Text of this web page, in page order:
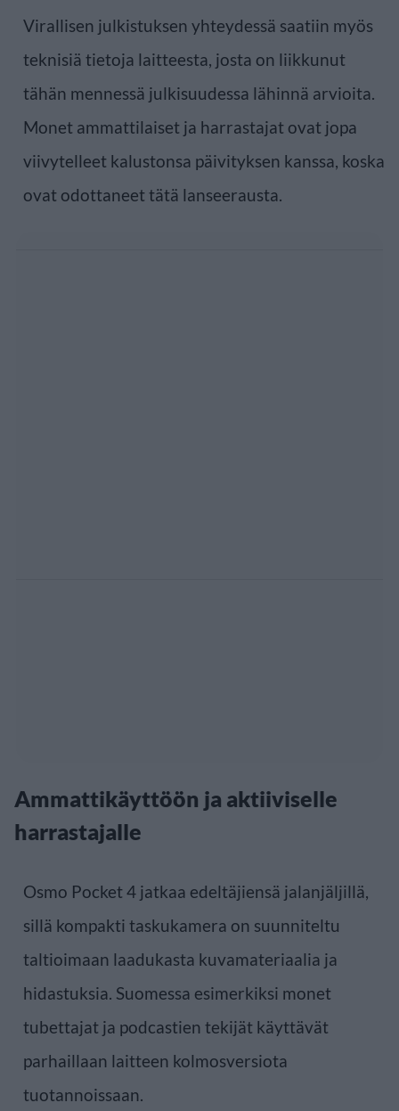
Virallisen julkistuksen yhteydessä saatiin myös
teknisiä tietoja laitteesta, josta on liikkunut
tähän mennessä julkisuudessa lähinnä arvioita.
Monet ammattilaiset ja harrastajat ovat jopa
viivytelleet kalustonsa päivityksen kanssa, koska
ovat odottaneet tätä lanseerausta.
Ammattikäyttöön ja aktiiviselle
harrastajalle
Osmo Pocket 4 jatkaa edeltäjiensä jalanjäljillä,
sillä kompakti taskukamera on suunniteltu
taltioimaan laadukasta kuvamateriaalia ja
hidastuksia. Suomessa esimerkiksi monet
tubettajat ja podcastien tekijät käyttävät
parhaillaan laitteen kolmosversiota
tuotannoissaan.